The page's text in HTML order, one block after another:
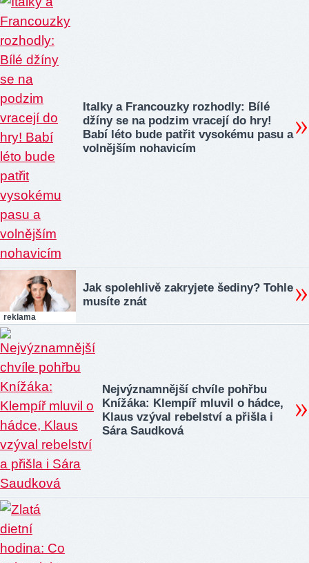
Italky a Francouzky rozhodly: Bílé
džíny se na podzim vracejí do hry!
Babí léto bude patřit vysokému pasu a
volnějším nohavicím
reklama
Jak spolehlivě zakryjete šediny? Tohle
musíte znát
Nejvýznamnější chvíle pohřbu
Knížáka: Klempíř mluvil o hádce,
Klaus vzýval rebelství a přišla i
Sára Saudková